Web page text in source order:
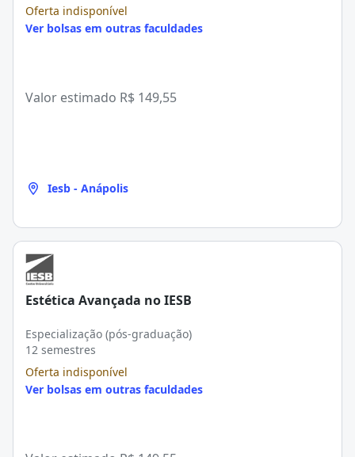
Oferta indisponível
Ver bolsas em outras faculdades
Valor estimado R$ 149,55
Iesb - Anápolis
Estética Avançada no IESB
Especialização (pós-graduação)
12 semestres
Oferta indisponível
Ver bolsas em outras faculdades